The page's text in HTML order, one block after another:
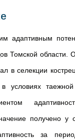
адаптивным
Томской области.
в селекции
условиях
получено у
за